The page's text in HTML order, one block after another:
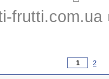
frutti.com.ua
2